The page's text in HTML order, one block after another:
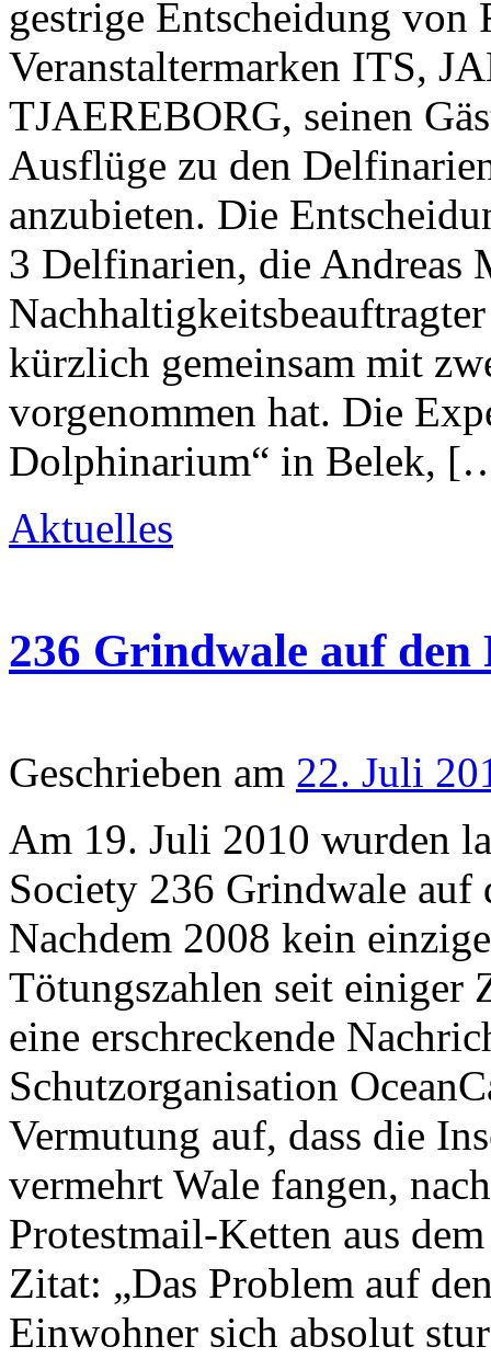
gestrige Entscheidung
Veranstaltermarken ITS,
TJAEREBORG, seinen
Ausflüge zu den
anzubieten. Die
3 Delfinarien, die Andreas
kürzlich gemeinsam mit
vorgenommen hat. Die
Dolphinarium“ in Belek,
Aktuelles
236 Grindwale auf den
Geschrieben am 22. Juli
Am 19. Juli 2010 wurden
Society 236 Grindwale auf
Nachdem 2008 kein
Tötungszahlen seit einiger
eine erschreckende
Schutzorganisation
Vermutung auf, dass die
vermehrt Wale fangen,
Protestmail-Ketten aus
Zitat: „Das Problem auf
Einwohner sich absolut